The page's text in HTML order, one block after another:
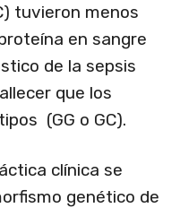
tuvieron menos
en sangre
de la sepsis
que los
(GG o GC).
clínica se
genético de